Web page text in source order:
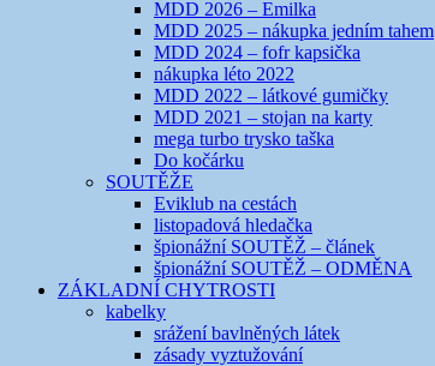
MDD 2026 – Emilka
MDD 2025 – nákupka jedním tahem
MDD 2024 – fofr kapsička
nákupka léto 2022
MDD 2022 – látkové gumičky
MDD 2021 – stojan na karty
mega turbo trysko taška
Do kočárku
SOUTĚŽE
Eviklub na cestách
listopadová hledačka
špionážní SOUTĚŽ – článek
špionážní SOUTĚŽ – ODMĚNA
ZÁKLADNÍ CHYTROSTI
kabelky
srážení bavlněných látek
zásady vyztužování